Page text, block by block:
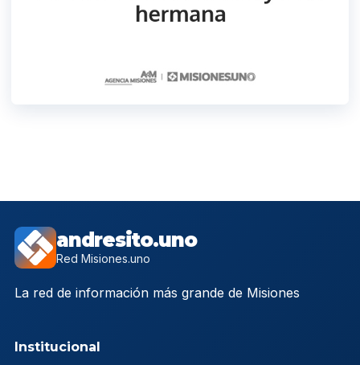
andresito.uno
Red Misiones.uno
La red de información más grande de Misiones
Institucional